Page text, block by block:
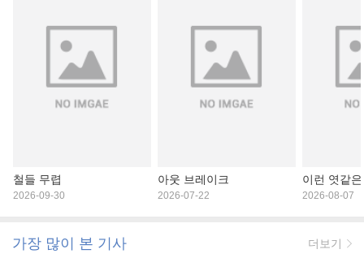
철들 무렵
2026-09-30
아웃 브레이크
2026-07-22
이런 엿같
2026-08-07
가장 많이 본 기사 더보기